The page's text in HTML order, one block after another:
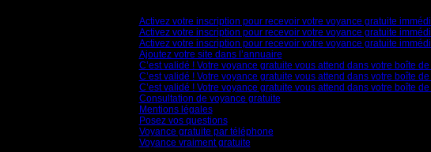
Activez votre inscription pour recevoir votre voyance gratuite
Activez votre inscription pour recevoir votre voyance gratuite
Activez votre inscription pour recevoir votre voyance gratuite
Ajoutez votre site dans l’annuaire
C’est validé ! Votre voyance gratuite vous attend dans votre boîte
C’est validé ! Votre voyance gratuite vous attend dans votre boîte
C’est validé ! Votre voyance gratuite vous attend dans votre boîte
Consultation de voyance gratuite
Mentions légales
Posez vos questions
Voyance gratuite par téléphone
Voyance vraiment gratuite